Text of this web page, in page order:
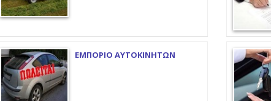
ΕΜΠΟΡΙΟ ΑΥΤΟΚΙΝΗΤΩΝ